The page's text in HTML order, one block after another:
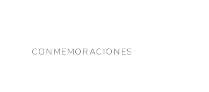
CONMEMORACIONES